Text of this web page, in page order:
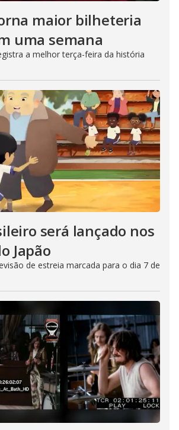
maior bilheteria
uma semana
a melhor terça-feira da história
será lançado nos
Japão
de estreia marcada para o dia 7 de